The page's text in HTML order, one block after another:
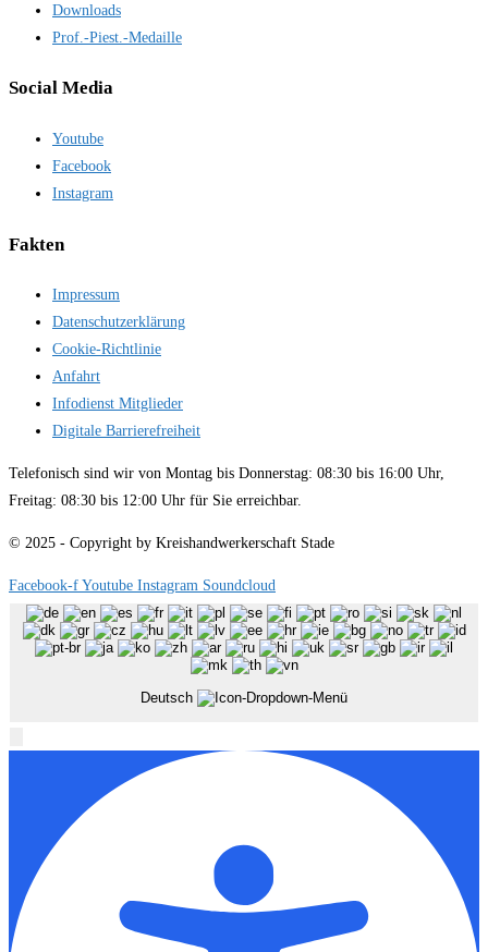
Downloads
Prof.-Piest.-Medaille
Social Media
Youtube
Facebook
Instagram
Fakten
Impressum
Datenschutzerklärung
Cookie-Richtlinie
Anfahrt
Infodienst Mitglieder
Digitale Barrierefreiheit
Telefonisch sind wir von Montag bis Donnerstag: 08:30 bis 16:00 Uhr,
Freitag: 08:30 bis 12:00 Uhr für Sie erreichbar.
© 2025 - Copyright by Kreishandwerkerschaft Stade
Facebook-f Youtube Instagram Soundcloud
Deutsch